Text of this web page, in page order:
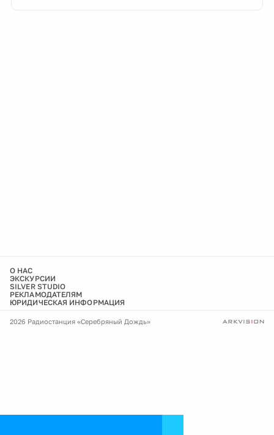
О НАС
ЭКСКУРСИИ
SILVER STUDIO
РЕКЛАМОДАТЕЛЯМ
ЮРИДИЧЕСКАЯ ИНФОРМАЦИЯ
2026 Радиостанция «Серебряный Дождь»